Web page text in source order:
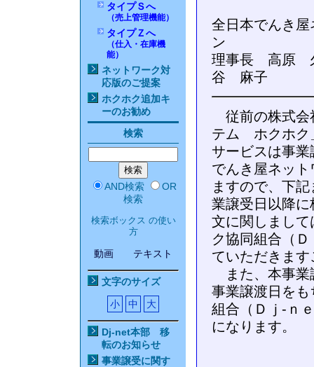
全日本でんき
ン
理事長
谷 麻
従前の株式会
テム ホクホク
サービスは事
でんき屋ネッ
ますので、下
業譲受日以降
文に関しまし
ク協同組合（
ていただきま
また、本事業
事業譲渡日を
組合（Ｄｊ-ｎ
になります。
タイプＳへ
（売上管理機能）
タイプＺへ
（仕入・在庫機
能）
ネットワーク対
応版のご提案
ホクホク追加キ
ーのお勧め
検索
AND検索
OR
検索
検索ボックス の使い
方
動画 テキスト
文字のサイズ
小
中 大
Dj-net本部 移
転のお知らせ
事業譲受に関す